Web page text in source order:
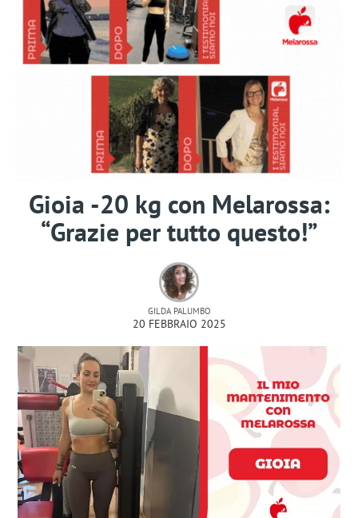
Gioia -20 kg con Melarossa:
“Grazie per tutto questo!”
GILDA PALUMBO
20 FEBBRAIO 2025